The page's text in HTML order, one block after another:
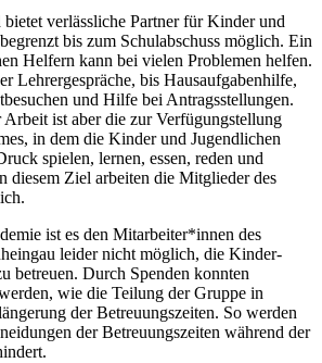
verlässliche Partner für Kinder und
bis zum Schulabschuss möglich. Ein
Helfern kann bei vielen Problemen helfen.
Lehrergespräche, bis Hausaufgabenhilfe,
und Hilfe bei Antragsstellungen.
ist aber die zur Verfügungstellung
in dem die Kinder und Jugendlichen
spielen, lernen, essen, reden und
diesem Ziel arbeiten die Mitglieder des
ist es den Mitarbeiter*innen des
leider nicht möglich, die Kinder-
betreuen. Durch Spenden konnten
wie die Teilung der Gruppe in
der Betreuungszeiten. So werden
der Betreuungszeiten während der